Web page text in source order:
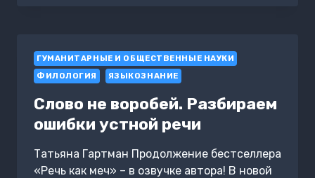
БОЯНЕ
СОЛОВIЮ
СТАРОГО
ВРЕМЕНИ»
ГУМАНИТАРНЫЕ И ОБЩЕСТВЕННЫЕ НАУКИ
ФИЛОЛОГИЯ
ЯЗЫКОЗНАНИЕ
Слово не воробей. Разбираем
ошибки устной речи
Татьяна Гартман Продолжение бестселлера
«Речь как меч» – в озвучке автора! В новой